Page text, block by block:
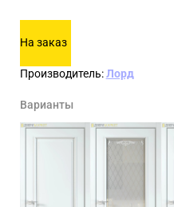
На заказ
Производитель:Лорд
Варианты